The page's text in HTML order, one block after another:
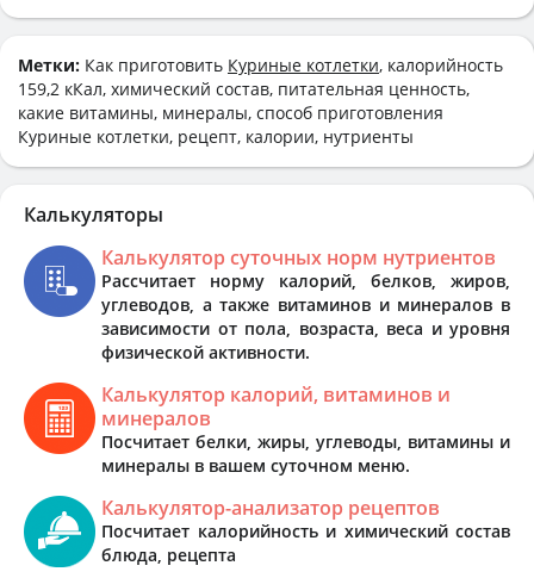
Метки: Как приготовить Куриные котлетки, калорийность
159,2 кКал, химический состав, питательная ценность,
какие витамины, минералы, способ приготовления
Куриные котлетки, рецепт, калории, нутриенты
Калькуляторы
Калькулятор суточных норм нутриентов
Рассчитает норму калорий, белков, жиров,
углеводов, а также витаминов и минералов в
зависимости от пола, возраста, веса и уровня
физической активности.
Калькулятор калорий, витаминов и
минералов
Посчитает белки, жиры, углеводы, витамины и
минералы в вашем суточном меню.
Калькулятор-анализатор рецептов
Посчитает калорийность и химический состав
блюда, рецепта